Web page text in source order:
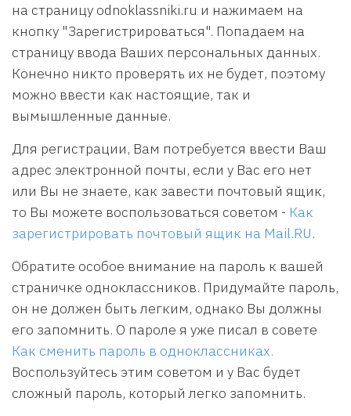
на страницу odnoklassniki.ru и нажимаем на
кнопку "Зарегистрироваться". Попадаем на
страницу ввода Ваших персональных данных.
Конечно никто проверять их не будет, поэтому
можно ввести как настоящие, так и
вымышленные данные.
Для регистрации, Вам потребуется ввести Ваш
адрес электронной почты, если у Вас его нет
или Вы не знаете, как завести почтовый ящик,
то Вы можете воспользоваться советом - Как
зарегистрировать почтовый ящик на Mail.RU.
Обратите особое внимание на пароль к вашей
страничке одноклассников. Придумайте пароль,
он не должен быть легким, однако Вы должны
его запомнить. О пароле я уже писал в совете
Как сменить пароль в одноклассниках.
Воспользуйтесь этим советом и у Вас будет
сложный пароль, который легко запомнить.